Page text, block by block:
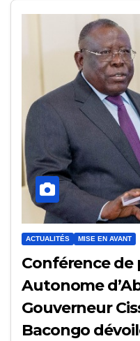
ACTUALITÉS MISE EN AVANT
Conférence de
Autonome
Gouverneur
Bacongo